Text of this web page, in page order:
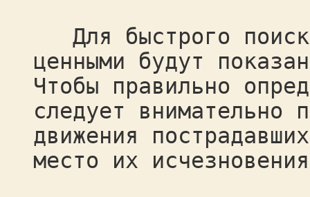
Для быстрого
ценными будут
Чтобы правильно
следует внимательно
движения
место их